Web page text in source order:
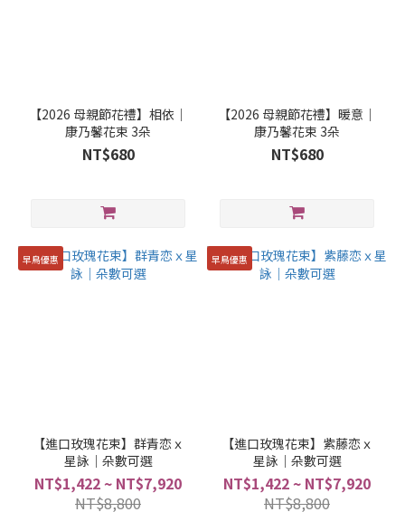
【2026 母親節花禮】相依｜
康乃馨花束 3朵
NT$680
【2026 母親節花禮】暖意｜
康乃馨花束 3朵
NT$680
早鳥優惠
【進口玫瑰花束】群青恋ｘ
星詠｜朵數可選
NT$1,422 ~ NT$7,920
NT$8,800
早鳥優惠
【進口玫瑰花束】紫藤恋ｘ
星詠｜朵數可選
NT$1,422 ~ NT$7,920
NT$8,800